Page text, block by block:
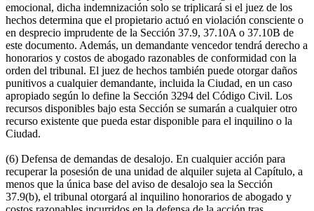
emocional, dicha indemnización solo se triplicará si el juez de los
hechos determina que el propietario actuó en violación consciente o
en desprecio imprudente de la Sección 37.9, 37.10A o 37.10B de
este documento. Además, un demandante vencedor tendrá derecho a
honorarios y costos de abogado razonables de conformidad con la
orden del tribunal. El juez de hechos también puede otorgar daños
punitivos a cualquier demandante, incluida la Ciudad, en un caso
apropiado según lo define la Sección 3294 del Código Civil. Los
recursos disponibles bajo esta Sección se sumarán a cualquier otro
recurso existente que pueda estar disponible para el inquilino o la
Ciudad.
(6) Defensa de demandas de desalojo. En cualquier acción para
recuperar la posesión de una unidad de alquiler sujeta al Capítulo, a
menos que la única base del aviso de desalojo sea la Sección
37.9(b), el tribunal otorgará al inquilino honorarios de abogado y